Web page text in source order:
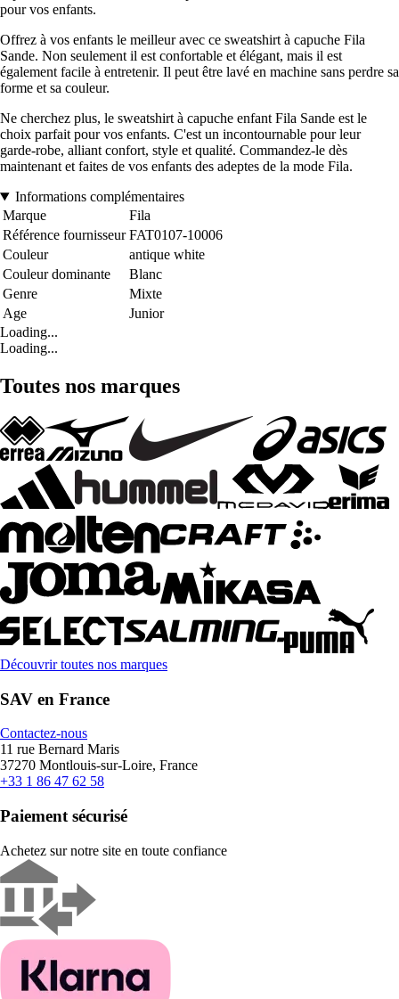
pour vos enfants.
Offrez à vos enfants le meilleur avec ce sweatshirt à capuche Fila
Sande. Non seulement il est confortable et élégant, mais il est
également facile à entretenir. Il peut être lavé en machine sans perdre sa
forme et sa couleur.
Ne cherchez plus, le sweatshirt à capuche enfant Fila Sande est le
choix parfait pour vos enfants. C'est un incontournable pour leur
garde-robe, alliant confort, style et qualité. Commandez-le dès
maintenant et faites de vos enfants des adeptes de la mode Fila.
Informations complémentaires
Marque
Fila
Référence fournisseur FAT0107-10006
Couleur
antique white
Couleur dominante
Blanc
Genre
Mixte
Age
Junior
Loading...
Loading...
Toutes nos marques
Découvrir toutes nos marques
SAV en France
Contactez-nous
11 rue Bernard Maris
37270 Montlouis-sur-Loire, France
+33 1 86 47 62 58
Paiement sécurisé
Achetez sur notre site en toute confiance